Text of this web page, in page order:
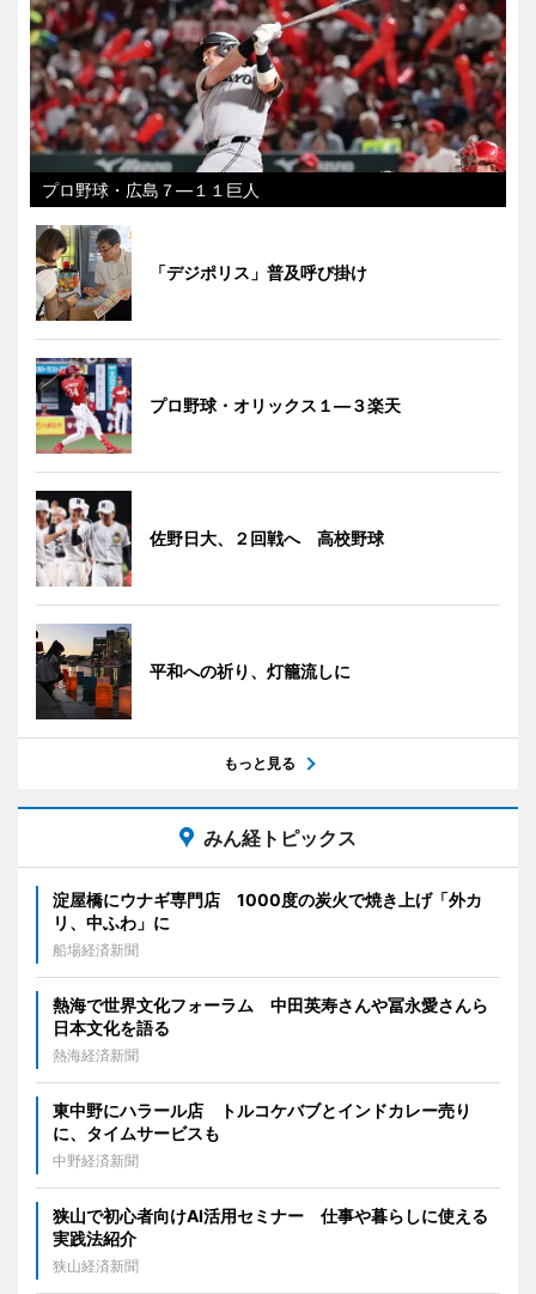
プロ野球・広島７―１１巨人
「デジポリス」普及呼び掛け
プロ野球・オリックス１―３楽天
佐野日大、２回戦へ 高校野球
平和への祈り、灯籠流しに
もっと見る
みん経トピックス
淀屋橋にウナギ専門店 1000度の炭火で焼き上げ「外カ
リ、中ふわ」に
船場経済新聞
熱海で世界文化フォーラム 中田英寿さんや冨永愛さんら
日本文化を語る
熱海経済新聞
東中野にハラール店 トルコケバブとインドカレー売り
に、タイムサービスも
中野経済新聞
狭山で初心者向けAI活用セミナー 仕事や暮らしに使える
実践法紹介
狭山経済新聞